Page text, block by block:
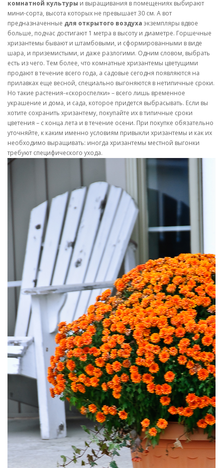
комнатной культуры и выращивания в помещениях выбирают
мини-сорта, высота которых не превышает 30 см. А вот
предназначенные для открытого воздуха экземпляры вдвое
больше, подчас достигают 1 метра в высоту и диаметре. Горшечные
хризантемы бывают и штамбовыми, и сформированными в виде
шара, и приземистыми, и даже разлогими. Одним словом, выбрать
есть из чего. Тем более, что комнатные хризантемы цветущими
продают в течение всего года, а садовые сегодня появляются на
прилавках еще весной, специально выгоняются в нетипичные сроки.
Но такие растения-«скороспелки» – всего лишь временное
украшение и дома, и сада, которое придется выбрасывать. Если вы
хотите сохранить хризантему, покупайте их в типичные сроки
цветения – с конца лета и в течение осени. При покупке обязательно
уточняйте, к каким именно условиям привыкли хризантемы и как их
необходимо выращивать: иногда хризантемы местной выгонки
требуют специфического ухода.